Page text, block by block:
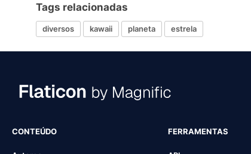
Tags relacionadas
diversos kawaii planeta estrela
CONTEÚDO FERRAMENTAS